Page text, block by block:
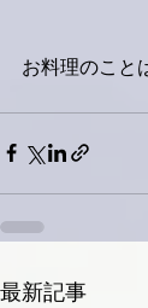
お料理のこと
最新記事